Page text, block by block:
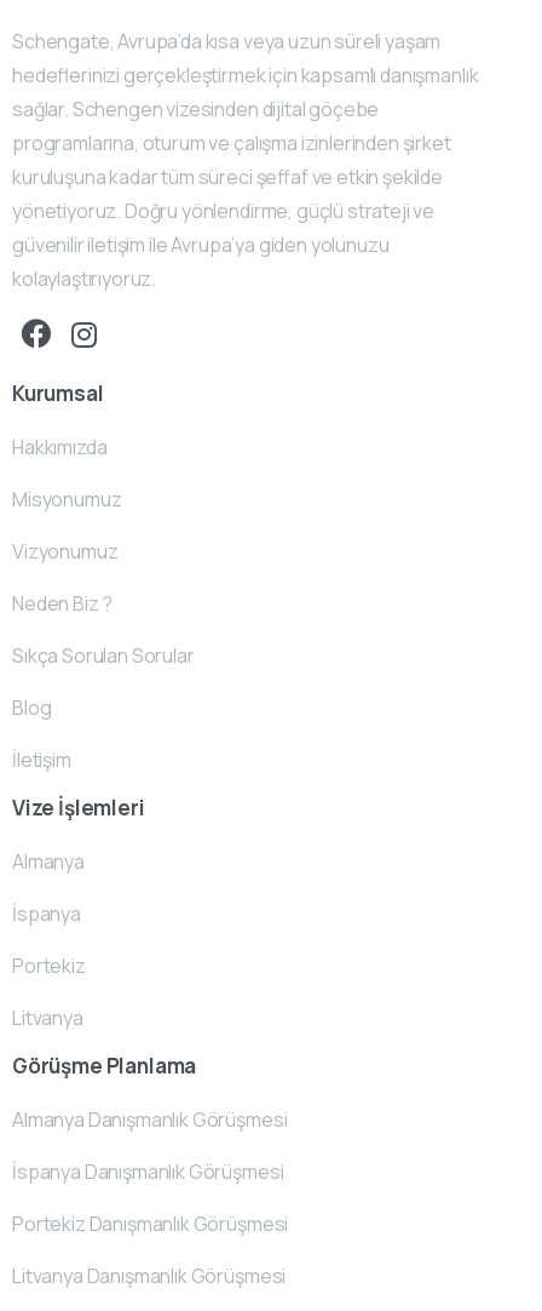
Schengate, Avrupa’da kısa veya uzun süreli yaşam
hedeflerinizi gerçekleştirmek için kapsamlı danışmanlık
sağlar. Schengen vizesinden dijital göçebe
programlarına, oturum ve çalışma izinlerinden şirket
kuruluşuna kadar tüm süreci şeffaf ve etkin şekilde
yönetiyoruz. Doğru yönlendirme, güçlü strateji ve
güvenilir iletişim ile Avrupa’ya giden yolunuzu
kolaylaştırıyoruz.
Kurumsal
Hakkımızda
Misyonumuz
Vizyonumuz
Neden Biz ?
Sıkça Sorulan Sorular
Blog
İletişim
Vize İşlemleri
Almanya
İspanya
Portekiz
Litvanya
Görüşme Planlama
Almanya Danışmanlık Görüşmesi
İspanya Danışmanlık Görüşmesi
Portekiz Danışmanlık Görüşmesi
Litvanya Danışmanlık Görüşmesi